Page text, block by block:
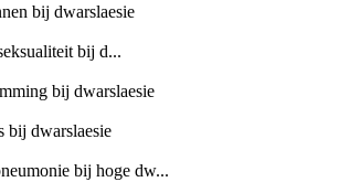
bij dwarslaesie
bij d...
bij dwarslaesie
bij dwarslaesie
bij hoge dw...